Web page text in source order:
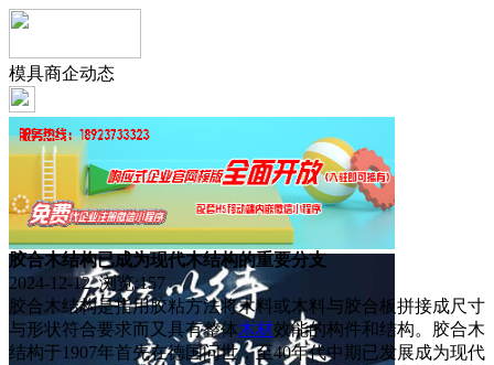
模具商企动态
胶合木结构已成为现代木结构的重要分支
2024-12-12 浏览:157
胶合木结构是指用胶粘方法将木料或木料与胶合板拼接成尺寸
与形状符合要求而又具有整体木材效能的构件和结构。胶合木
结构于1907年首先在德国问世，至40年代中期已发展成为现代